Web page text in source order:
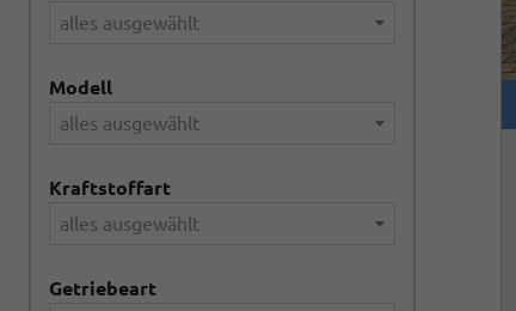
alles ausgewählt
Modell
alles ausgewählt
Kraftstoffart
alles ausgewählt
Getriebeart